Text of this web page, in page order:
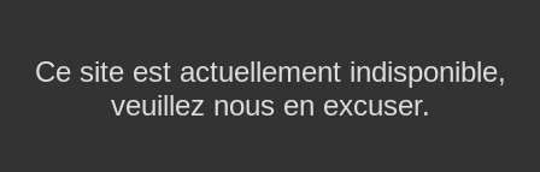
Ce site est actuellement indisponible,
veuillez nous en excuser.